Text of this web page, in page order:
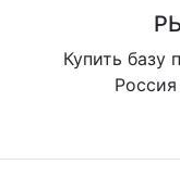
Купить базу